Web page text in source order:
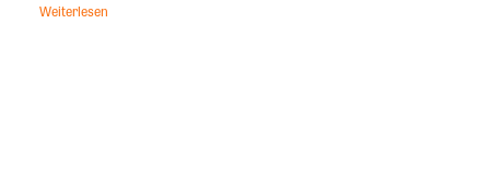
Weiterlesen